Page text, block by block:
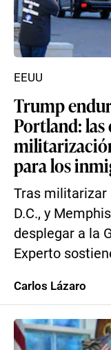
Trump
Portland: las
para los
Tras militarizar
D.C., y
desplegar a la
Experto
EEUU
Carlos Lázaro